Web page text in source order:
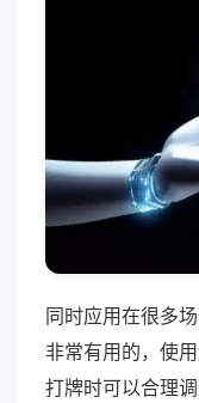
同时应用在很多
非常有用的，使
打牌时可以合理